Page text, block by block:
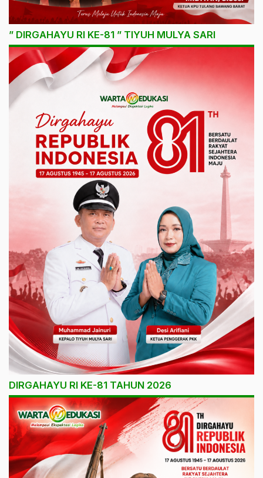
” DIRGAHAYU RI KE-81 ” TIYUH MULYA SARI
DIRGAHAYU RI KE-81 TAHUN 2026